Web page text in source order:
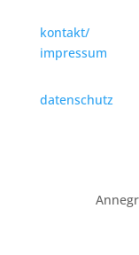
kontakt/
impressum
datenschutz